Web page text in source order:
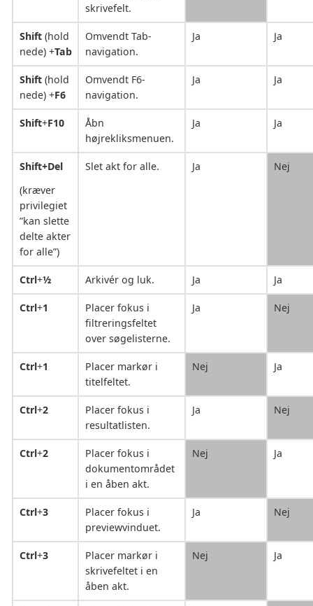
skrivefelt.
Shift(hold
nede) +Tab
Omvendt Tab-
navigation.
Ja Ja
Shift(hold
nede) +F6
Omvendt F6-
navigation.
Ja Ja
Shift+F10
Åbn
højrekliksmenuen.
Ja Ja
Shift+Del
(kræver
privilegiet
”kan slette
delte akter
for alle”)
Slet akt for alle. Ja Nej
Ctrl+½ Arkivér og luk. Ja Ja
Ctrl+1
Placer fokus i
filtreringsfeltet
over søgelisterne.
Ja Nej
Ctrl+1
Placer markør i
titelfeltet.
Nej Ja
Ctrl+2
Placer fokus i
resultatlisten.
Ja Nej
Ctrl+2
Placer fokus i
dokumentområdet
i en åben akt.
Nej Ja
Ctrl+3
Placer fokus i
previewvinduet.
Ja Nej
Ctrl+3
Placer markør i
skrivefeltet i en
åben akt.
Nej Ja